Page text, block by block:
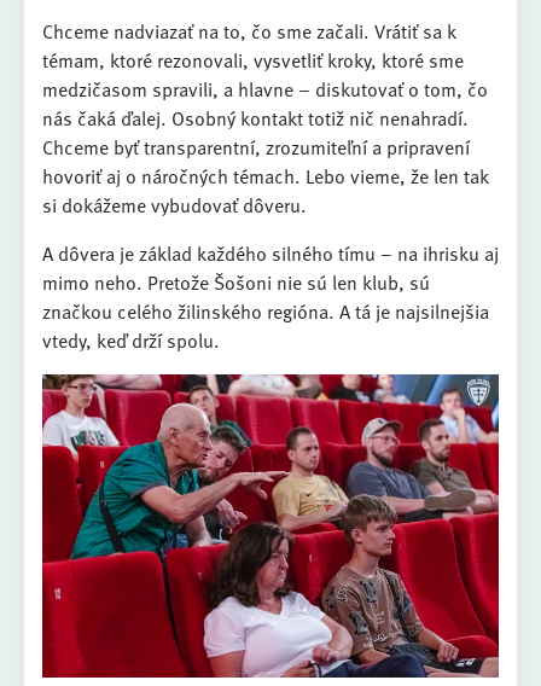
Chceme nadviazať na to, čo sme začali. Vrátiť sa k
témam, ktoré rezonovali, vysvetliť kroky, ktoré sme
medzičasom spravili, a hlavne – diskutovať o tom, čo
nás čaká ďalej. Osobný kontakt totiž nič nenahradí.
Chceme byť transparentní, zrozumiteľní a pripravení
hovoriť aj o náročných témach. Lebo vieme, že len tak
si dokážeme vybudovať dôveru.
A dôvera je základ každého silného tímu – na ihrisku aj
mimo neho. Pretože Šošoni nie sú len klub, sú
značkou celého žilinského regióna. A tá je najsilnejšia
vtedy, keď drží spolu.